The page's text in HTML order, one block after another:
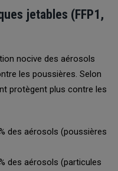
jetables (FFP1,
nocive des aérosols
les poussières. Selon
protègent plus contre les
des aérosols (poussières
des aérosols (particules